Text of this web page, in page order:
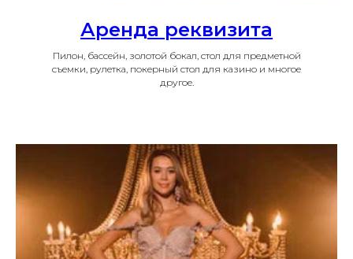
Аренда реквизита
Пилон, бассейн, золотой бокал, стол для предметной
съемки, рулетка, покерный стол для казино и многое
другое.